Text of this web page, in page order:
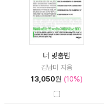
더 맞춤법
김남미 지음
13,050원 (10%)